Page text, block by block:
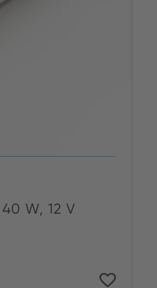
W, 12 V